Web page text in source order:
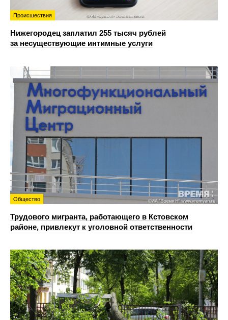
Происшествия
Нижегородец заплатил 255 тысяч рублей
за несуществующие интимные услуги
Общество
Трудового мигранта, работающего в Кстовском
районе, привлекут к уголовной ответственности